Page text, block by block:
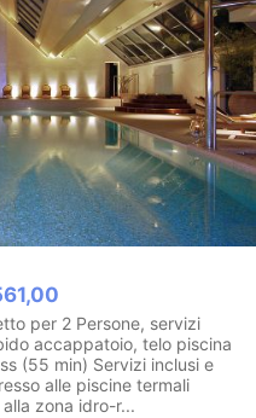
per 2 Persone, servizi
accappatoio, telo piscina
(55 min) Servizi inclusi e
alle piscine termali
zona idro-r...